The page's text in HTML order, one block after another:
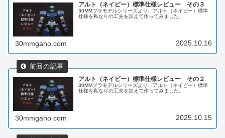
アルト（ネイビー）標準仕様レビュー その３
30MMプラモデルシリーズより、アルト（ネイビー）標準
仕様を私なりの工夫を加えて作ってみました。
30mmgaho.com 2025.10.16
アルト（ネイビー）標準仕様レビュー その２
30MMプラモデルシリーズより、アルト（ネイビー）標準
仕様を私なりの工夫を加えて作ってみました。
30mmgaho.com 2025.10.15